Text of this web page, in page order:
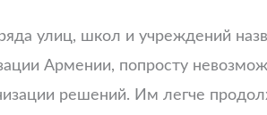
улиц, школ и учреждений
Армении, попросту
решений. Им легче